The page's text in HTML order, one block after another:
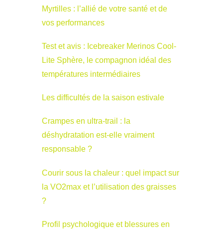
Myrtilles : l’allié de votre santé et de
vos performances
Test et avis : Icebreaker Merinos Cool-
Lite Sphère, le compagnon idéal des
températures intermédiaires
Les difficultés de la saison estivale
Crampes en ultra-trail : la
déshydratation est-elle vraiment
responsable ?
Courir sous la chaleur : quel impact sur
la VO2max et l’utilisation des graisses
?
Profil psychologique et blessures en